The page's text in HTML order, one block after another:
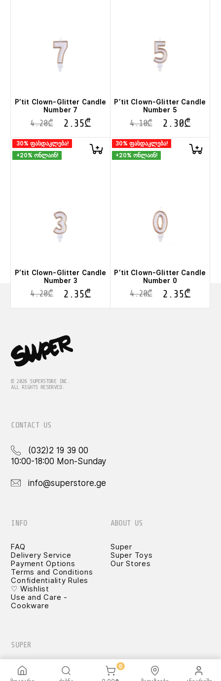
P’tit Clown-Glitter Candle
Number 7
4.20₾ 2.35₾
P’tit Clown-Glitter Candle
Number 5
4.10₾ 2.30₾
30% ფასდაკლება!
+20% ონლაინ!
P’tit Clown-Glitter Candle
Number 3
4.20₾ 2.35₾
30% ფასდაკლება!
+20% ონლაინ!
P’tit Clown-Glitter Candle
Number 0
4.20₾ 2.35₾
© 2026 SUPERSTORE INC.
ALL RIGHTS RESERVED.
CONTACT US
(032)2 19 39 00
10:00-18:00 Mon-Sunday
info@superstore.ge
INFO
FAQ
Delivery Service
Payment Options
Terms and Conditions
Confidentiality Rules
♡ Wishlist
Use and Care -
Cookware
ABOUT US
Super
Super Toys
Our Stores
SUPER
0